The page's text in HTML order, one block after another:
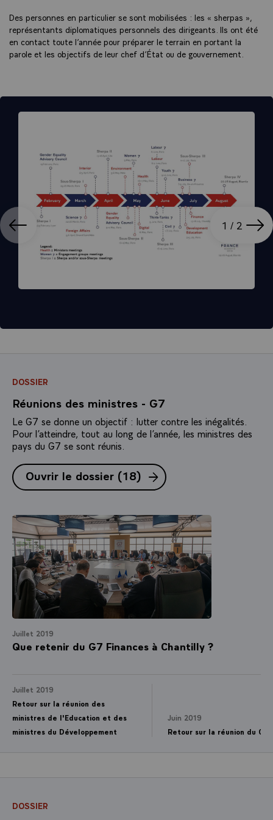
Des personnes en particulier se sont mobilisées : les « sherpas »,
représentants diplomatiques personnels des dirigeants. Ils ont été
en contact toute l’année pour préparer le terrain en portant la
parole et les objectifs de leur chef d’État ou de gouvernement.
1 / 2
DOSSIER
Réunions des ministres - G7
Le G7 se donne un objectif : lutter contre les inégalités.
Pour l’atteindre, tout au long de l’année, les ministres des
pays du G7 se sont réunis.
Ouvrir le dossier (18) (1 publication|18
Juillet 2019
Que retenir du G7 Finances à Chantilly ?
Juillet 2019
Retour sur la réunion des
ministres de l'Education et des
ministres du Développement
Juin 2019
Retour sur la réunion du G7
DOSSIER